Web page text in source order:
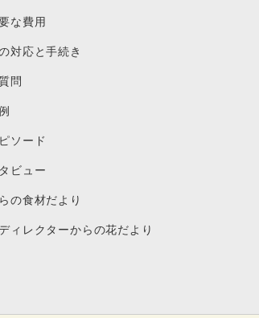
な費用
対応と手続き
問
ソード
ビュー
の食材だより
ィレクターからの花だより